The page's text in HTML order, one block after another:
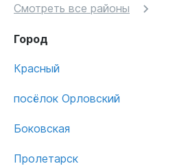
Смотреть все районы
Город
Красный
посёлок Орловский
Боковская
Пролетарск